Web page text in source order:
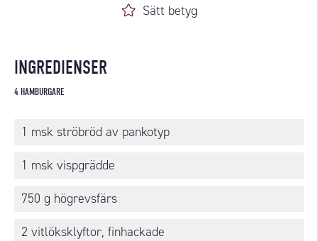
Sätt betyg
INGREDIENSER
4 HAMBURGARE
1 msk ströbröd av pankotyp
1 msk vispgrädde
750 g högrevsfärs
2 vitlöksklyftor, finhackade